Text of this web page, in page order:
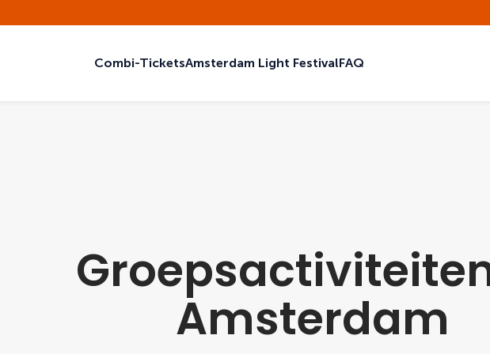
Combi-TicketsAmsterdam Light FestivalFAQ
Amsterdam